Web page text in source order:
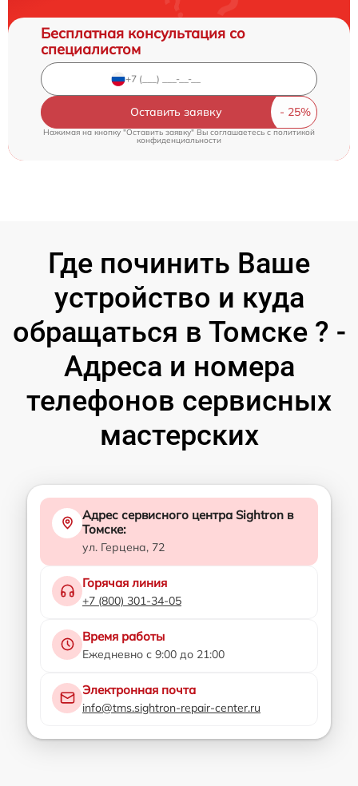
Бесплатная консультация со
специалистом
Оставить заявку
Нажимая на кнопку "Оставить заявку" Вы соглашаетесь cполитикой
конфиденциальности
Где починить Ваше
устройство и куда
обращаться в Томске ? -
Адреса и номера
телефонов сервисных
мастерских
Адрес сервисного центра Sightron в
Томске:
ул. Герцена, 72
Горячая линия
+7 (800) 301-34-05
Время работы
Ежедневно с 9:00 до 21:00
Электронная почта
info@tms.sightron-repair-center.ru